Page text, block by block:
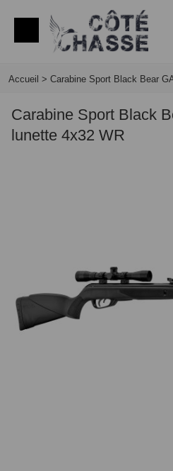
Accueil > Carabine Sport Black Bear
Carabine Sport Black
lunette 4x32 WR